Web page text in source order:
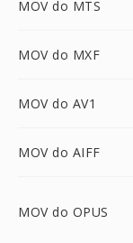
MOV do MTS
MOV do MXF
MOV do AV1
MOV do AIFF
MOV do OPUS